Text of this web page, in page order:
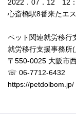
2022．07．12 12
心斎橋駅8番来たエ
ペット関連就労移
就労移行支援事務所
〒550-0025 大阪市
☏ 06-7712-6432
https://petdolbom.jp/